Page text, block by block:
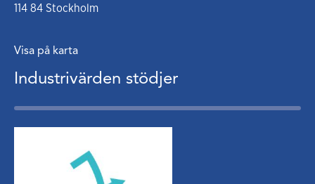
114 84 Stockholm
Visa på karta
Industrivärden stödjer